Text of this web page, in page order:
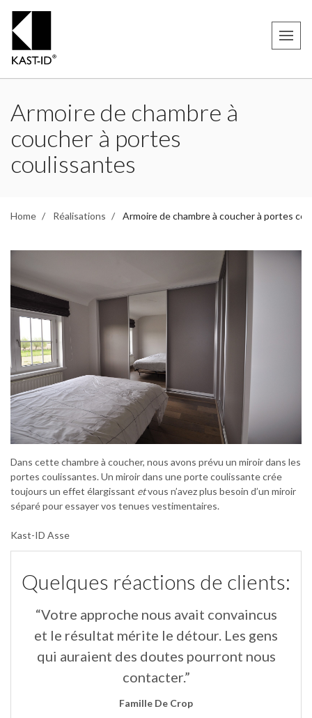
Armoire de chambre à
coucher à portes
coulissantes
Home Réalisations Armoire de chambre à coucher à portes
Dans cette chambre à coucher, nous avons prévu un miroir dans les
portes coulissantes. Un miroir dans une porte coulissante crée
toujours un effet élargissant etvous n’avez plus besoin d’un miroir
séparé pour essayer vos tenues vestimentaires.
Kast-ID Asse
Quelques réactions de clients:
“Votre approche nous avait convaincus
et le résultat mérite le détour. Les gens
qui auraient des doutes pourront nous
contacter.”
Famille De Crop